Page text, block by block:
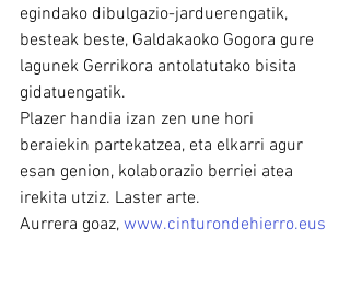
egindako dibulgazio-jarduerengatik,
besteak beste, Galdakaoko Gogora gure
lagunek Gerrikora antolatutako bisita
gidatuengatik.
Plazer handia izan zen une hori
beraiekin partekatzea, eta elkarri agur
esan genion, kolaborazio berriei atea
irekita utziz. Laster arte.
Aurrera goaz, www.cinturondehierro.eus